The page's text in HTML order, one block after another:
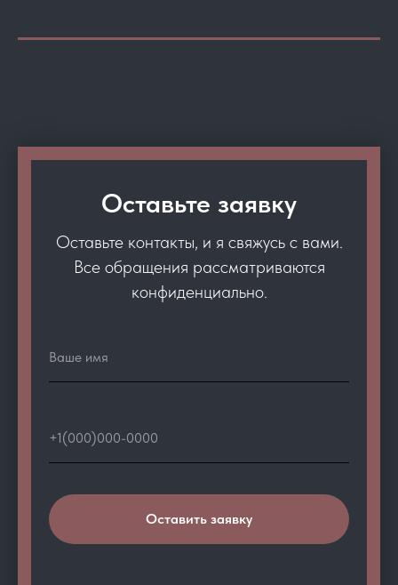
Оставьте заявку
Оставьте контакты, и я свяжусь с вами.
Все обращения рассматриваются
конфиденциально.
Оставить заявку